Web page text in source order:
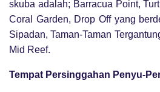
skuba adalah; Barracua Point,
Coral Garden, Drop Off yang
Sipadan, Taman-Taman
Mid Reef.
Tempat Persinggahan Penyu-